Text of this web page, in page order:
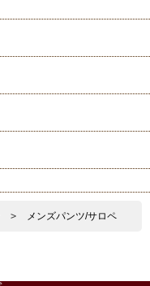
> メンズパンツ/サロペ